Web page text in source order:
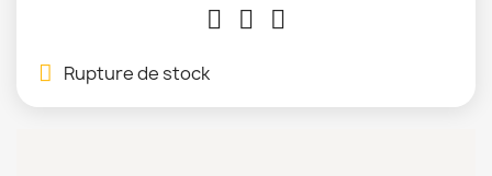
Rupture de stock